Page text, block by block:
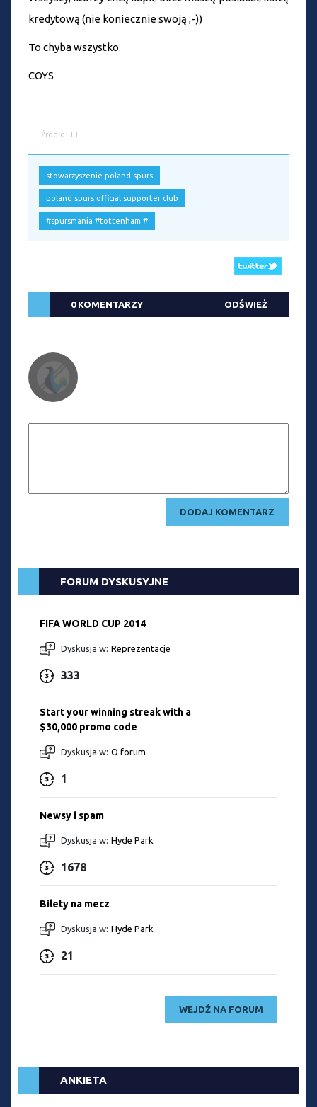
kredytową (nie koniecznie swoją ;-))
To chyba wszystko.
COYS
Źródło: TT
stowarzyszenie poland spurs
poland spurs official supporter club
#spursmania #tottenham #
0 KOMENTARZY ODŚWIEŻ
FORUM DYSKUSYJNE
FIFA WORLD CUP 2014
Dyskusja w: Reprezentacje
333
Start your winning streak with a
$30,000 promo code
Dyskusja w: O forum
1
Newsy i spam
Dyskusja w: Hyde Park
1678
Bilety na mecz
Dyskusja w: Hyde Park
21
WEJDŹ NA FORUM
ANKIETA